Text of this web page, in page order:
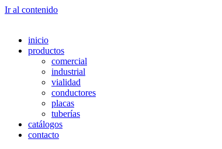
Ir al contenido
inicio
productos
comercial
industrial
vialidad
conductores
placas
tuberías
catálogos
contacto